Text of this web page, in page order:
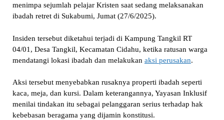
menimpa sejumlah pelajar Kristen saat sedang melaksanakan
ibadah retret di Sukabumi, Jumat (27/6/2025).
Insiden tersebut diketahui terjadi di Kampung Tangkil RT
04/01, Desa Tangkil, Kecamatan Cidahu, ketika ratusan warga
mendatangi lokasi ibadah dan melakukan aksi perusakan.
Aksi tersebut menyebabkan rusaknya properti ibadah seperti
kaca, meja, dan kursi. Dalam keterangannya, Yayasan Inklusif
menilai tindakan itu sebagai pelanggaran serius terhadap hak
kebebasan beragama yang dijamin konstitusi.